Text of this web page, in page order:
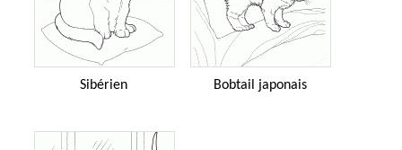
Sibérien Bobtail japonais